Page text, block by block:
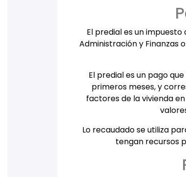
El predial es un
Administración y Finanzas
El predial es un pago
primeros meses, y
factores de la vivienda
Lo recaudado se utiliza
tengan recursos